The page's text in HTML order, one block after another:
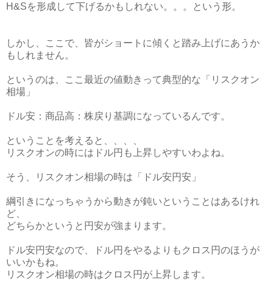
H&Sを形成して下げるかもしれない。。。という形。
しかし、ここで、皆がショートに傾くと踏み上げにあうか
もしれません。
というのは、ここ最近の値動きって典型的な「リスクオン
相場」
ドル安：商品高：株戻り基調になっているんです。
ということを考えると、、、、
リスクオンの時にはドル円も上昇しやすいわよね。
そう、リスクオン相場の時は「ドル安円安」
綱引きになっちゃうから動きが鈍いということはあるけれ
ど、
どちらかというと円安が強まります。
ドル安円安なので、ドル円をやるよりもクロス円のほうが
いいかもね。
リスクオン相場の時はクロス円が上昇します。